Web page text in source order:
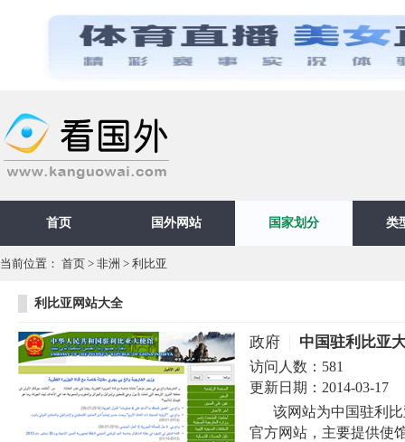
首页 国外网站 国家划分 类
当前位置： 首页 > 非洲 > 利比亚
利比亚网站大全
政府 中国驻利比亚
访问人数： 581
更新日期： 2014-03-17
该网站为中国驻利比
官方网站，主要提供使